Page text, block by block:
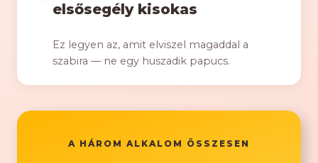
elsősegély kisokas
Ez legyen az, amit elviszel magaddal a
szabira — ne egy huszadik papucs.
A HÁROM ALKALOM ÖSSZESEN